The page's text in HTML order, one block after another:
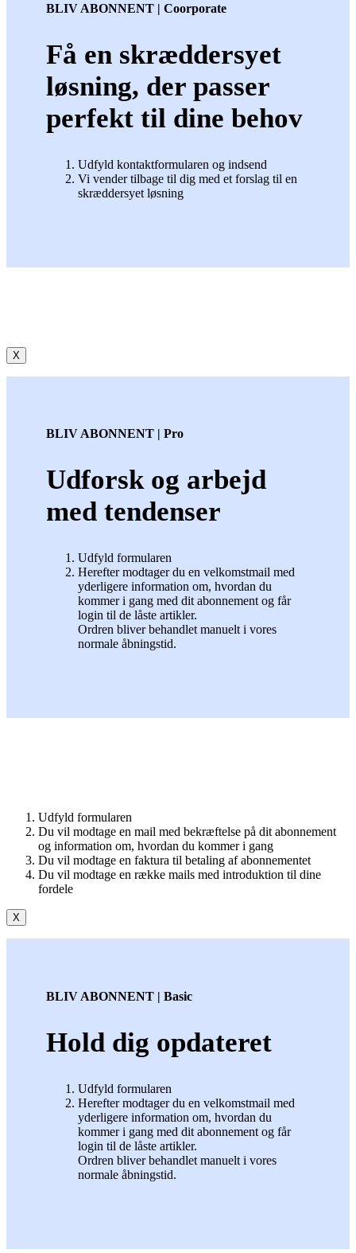
BLIV ABONNENT | Coorporate
Få en skræddersyet
løsning, der passer
perfekt til dine behov
Udfyld kontaktformularen og indsend
Vi vender tilbage til dig med et forslag til en
skræddersyet løsning
X
BLIV ABONNENT | Pro
Udforsk og arbejd
med tendenser
Udfyld formularen
Herefter modtager du en velkomstmail med
yderligere information om, hvordan du
kommer i gang med dit abonnement og får
login til de låste artikler.
Ordren bliver behandlet manuelt i vores
normale åbningstid.
Udfyld formularen
Du vil modtage en mail med bekræftelse på dit abonnement
og information om, hvordan du kommer i gang
Du vil modtage en faktura til betaling af abonnementet
Du vil modtage en række mails med introduktion til dine
fordele
X
BLIV ABONNENT | Basic
Hold dig opdateret
Udfyld formularen
Herefter modtager du en velkomstmail med
yderligere information om, hvordan du
kommer i gang med dit abonnement og får
login til de låste artikler.
Ordren bliver behandlet manuelt i vores
normale åbningstid.